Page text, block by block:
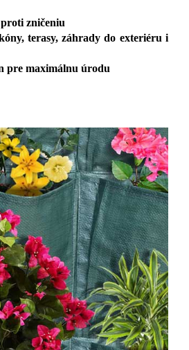
zničeniu
terasy, záhrady do exteriéru i
pre maximálnu úrodu